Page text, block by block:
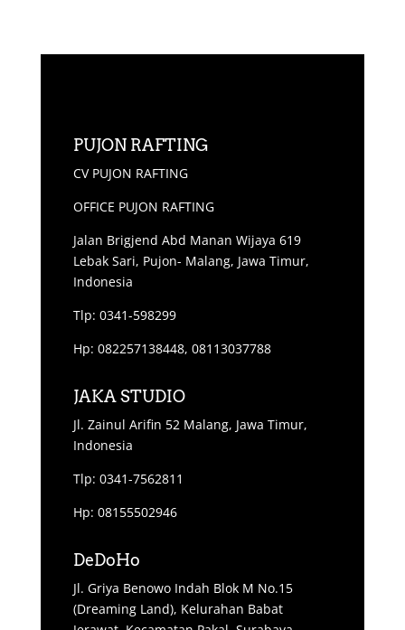
PUJON RAFTING
CV PUJON RAFTING
OFFICE PUJON RAFTING
Jalan Brigjend Abd Manan Wijaya 619
Lebak Sari, Pujon- Malang, Jawa Timur,
Indonesia
Tlp: 0341-598299
Hp: 082257138448, 08113037788
JAKA STUDIO
Jl. Zainul Arifin 52 Malang, Jawa Timur,
Indonesia
Tlp: 0341-7562811
Hp: 08155502946
DeDoHo
Jl. Griya Benowo Indah Blok M No.15
(Dreaming Land), Kelurahan Babat